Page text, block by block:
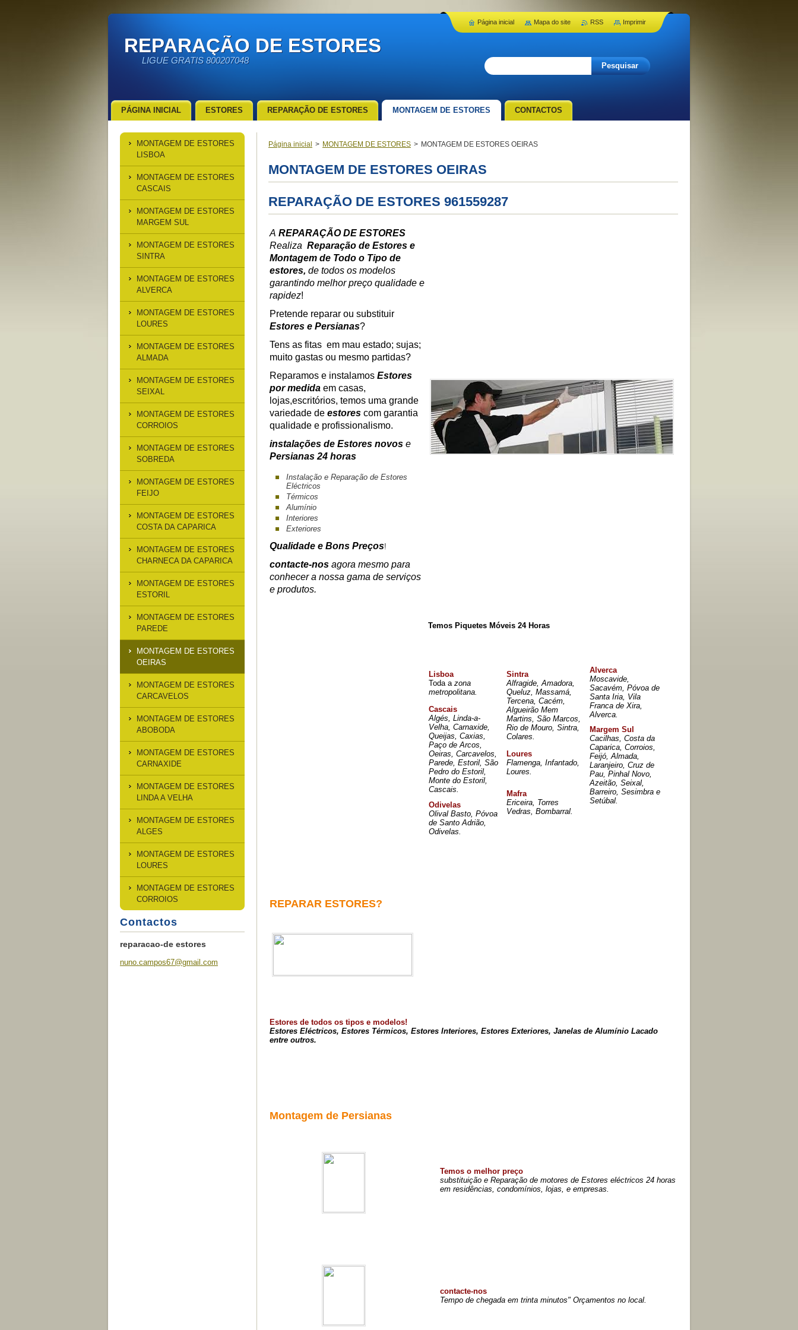
REPARAÇÃO DE ESTORES
LIGUE GRATIS 800207048
Página inicial > MONTAGEM DE ESTORES > MONTAGEM DE ESTORES OEIRAS
MONTAGEM DE ESTORES OEIRAS
REPARAÇÃO DE ESTORES 961559287
A REPARAÇÃO DE ESTORES
Realiza Reparação de Estores e
Montagem de Todo o Tipo de
estores, de todos os modelos
garantindo melhor preço qualidade e
rapidez!
Pretende reparar ou substituir
Estores e Persianas?
Tens as fitas em mau estado; sujas;
muito gastas ou mesmo partidas?
Reparamos e instalamos Estores
por medida em casas,
lojas,escritórios, temos uma grande
variedade de estores com garantia
qualidade e profissionalismo.
instalações de Estores novos e
Persianas 24 horas
Instalação e Reparação de Estores
Eléctricos
Térmicos
Alumínio
Interiores
Exteriores
Qualidade e Bons Preços!
contacte-nos agora mesmo para
conhecer a nossa gama de serviços
e produtos.
Temos Piquetes Móveis 24 Horas
Lisboa
Toda a zona
metropolitana.
Cascais
Algés, Linda-a-
Velha, Carnaxide,
Queijas, Caxias,
Paço de Arcos,
Oeiras, Carcavelos,
Parede, Estoril, São
Pedro do Estoril,
Monte do Estoril,
Cascais.
Odivelas
Olival Basto, Póvoa
de Santo Adrião,
Odivelas.
Sintra
Alfragide, Amadora,
Queluz, Massamá,
Tercena, Cacém,
Algueirão Mem
Martins, São Marcos,
Rio de Mouro, Sintra,
Colares.
Loures
Flamenga, Infantado,
Loures.
Mafra
Ericeira, Torres
Vedras, Bombarral.
Alverca
Moscavide,
Sacavém, Póvoa de
Santa Iria, Vila
Franca de Xira,
Alverca.
Margem Sul
Cacilhas, Costa da
Caparica, Corroios,
Feijó, Almada,
Laranjeiro, Cruz de
Pau, Pinhal Novo,
Azeitão, Seixal,
Barreiro, Sesimbra e
Setúbal.
REPARAR ESTORES?
Estores de todos os tipos e modelos!
Estores Eléctricos, Estores Térmicos, Estores Interiores, Estores Exteriores, Janelas de Alumínio Lacado
entre outros.
Montagem de Persianas
Temos o melhor preço
substituição e Reparação de motores de Estores eléctricos 24 horas
em residências, condomínios, lojas, e empresas.
contacte-nos
Tempo de chegada em trinta minutos" Orçamentos no local.
MONTAGEM DE ESTORES
LISBOA
MONTAGEM DE ESTORES
CASCAIS
MONTAGEM DE ESTORES
MARGEM SUL
MONTAGEM DE ESTORES
SINTRA
MONTAGEM DE ESTORES
ALVERCA
MONTAGEM DE ESTORES
LOURES
MONTAGEM DE ESTORES
ALMADA
MONTAGEM DE ESTORES
SEIXAL
MONTAGEM DE ESTORES
CORROIOS
MONTAGEM DE ESTORES
SOBREDA
MONTAGEM DE ESTORES
FEIJO
MONTAGEM DE ESTORES
COSTA DA CAPARICA
MONTAGEM DE ESTORES
CHARNECA DA CAPARICA
MONTAGEM DE ESTORES
ESTORIL
MONTAGEM DE ESTORES
PAREDE
MONTAGEM DE ESTORES
OEIRAS
MONTAGEM DE ESTORES
CARCAVELOS
MONTAGEM DE ESTORES
ABOBODA
MONTAGEM DE ESTORES
CARNAXIDE
MONTAGEM DE ESTORES
LINDA A VELHA
MONTAGEM DE ESTORES
ALGES
MONTAGEM DE ESTORES
LOURES
MONTAGEM DE ESTORES
CORROIOS
Contactos
reparacao-de estores
nuno.campos67@gmail.com
PÁGINA INICIAL ESTORES REPARAÇÃO DE ESTORES MONTAGEM DE ESTORES CONTACTOS
Página inicial Mapa do site RSS Imprimir